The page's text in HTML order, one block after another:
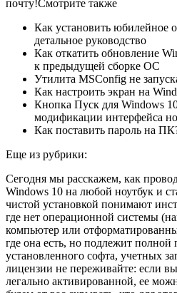
почту!Смотрите также
Как установить юбилейное
детальное руководство
Как откатить обновление
к предыдущей сборке ОС
Утилита MSConfig не
Как настроить экран на
Кнопка Пуск для Windows
модификации интерфейса
Как поставить пароль на
Еще из рубрики:
Сегодня мы расскажем, как
Windows 10 на любой ноутбук и
чистой установкой понимают
где нет операционной системы
компьютер или
где она есть, но подлежит полной
установленного софта, учетных
лицензии не переживайте: если
легально активированной, ее